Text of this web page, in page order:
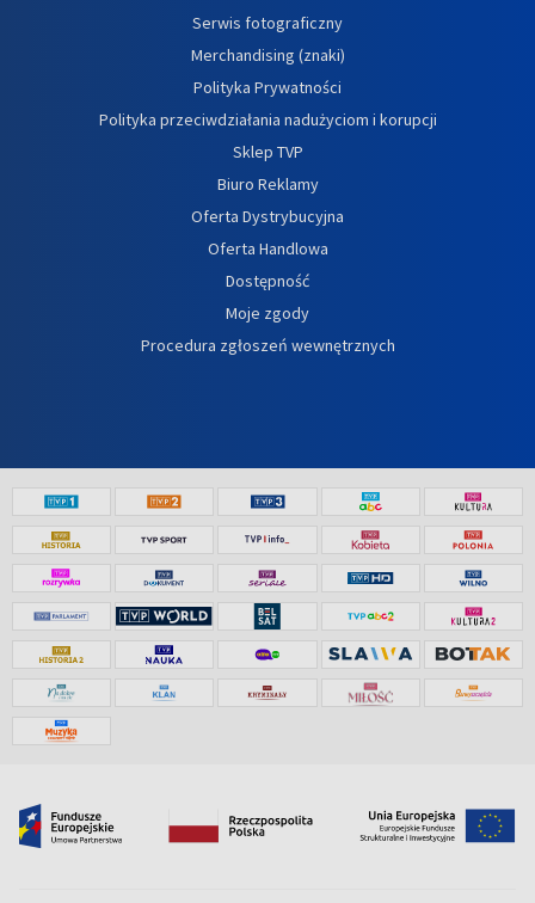
Serwis fotograficzny
Merchandising (znaki)
Polityka Prywatności
Polityka przeciwdziałania nadużyciom i korupcji
Sklep TVP
Biuro Reklamy
Oferta Dystrybucyjna
Oferta Handlowa
Dostępność
Moje zgody
Procedura zgłoszeń wewnętrznych